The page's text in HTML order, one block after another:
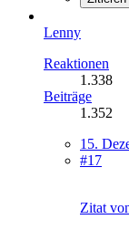
Lenny
Reaktionen
1.338
Beiträge
1.352
15.
#17
Zitat